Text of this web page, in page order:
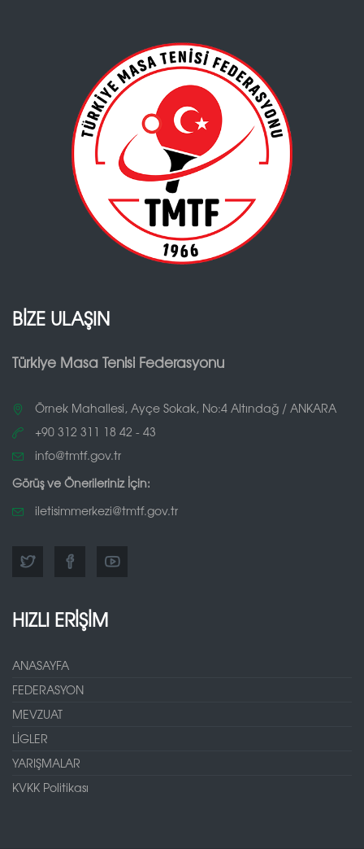
BİZE ULAŞIN
Türkiye Masa Tenisi Federasyonu
Örnek Mahallesi, Ayçe Sokak, No:4 Altındağ / ANKARA
+90 312 311 18 42 - 43
info@tmtf.gov.tr
Görüş ve Önerileriniz İçin:
iletisimmerkezi@tmtf.gov.tr
HIZLI ERİŞİM
ANASAYFA
FEDERASYON
MEVZUAT
LİGLER
YARIŞMALAR
KVKK Politikası